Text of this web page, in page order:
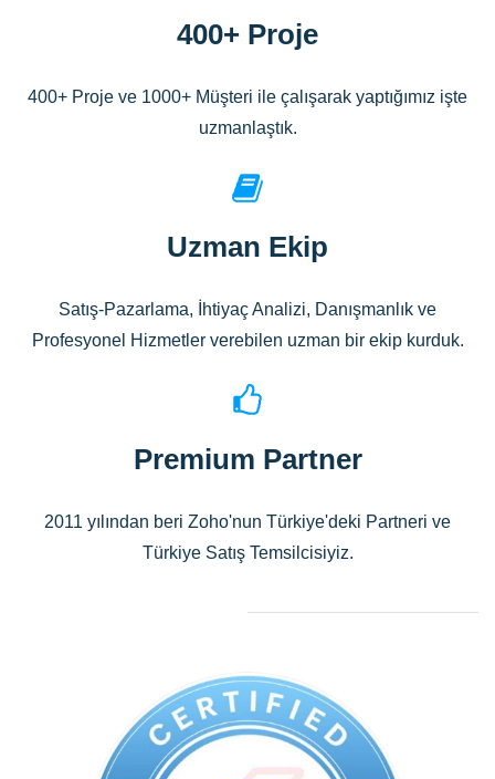
400+ Proje
400+ Proje ve 1000+ Müşteri ile çalışarak yaptığımız işte
uzmanlaştık.
Uzman Ekip
Satış-Pazarlama, İhtiyaç Analizi, Danışmanlık ve
Profesyonel Hizmetler verebilen uzman bir ekip kurduk.
Premium Partner
2011 yılından beri Zoho'nun Türkiye'deki Partneri ve
Türkiye Satış Temsilcisiyiz.